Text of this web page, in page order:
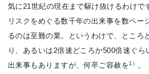
気に21世紀の現在まで駆け抜けるわけで
リスクをめぐる数千年の出来事を数ペー
るのは至難の業。というわけで、ところ
り、あるいは2倍速どころか500倍速ぐら
出来事もありますが、何卒ご容赦を1） 。